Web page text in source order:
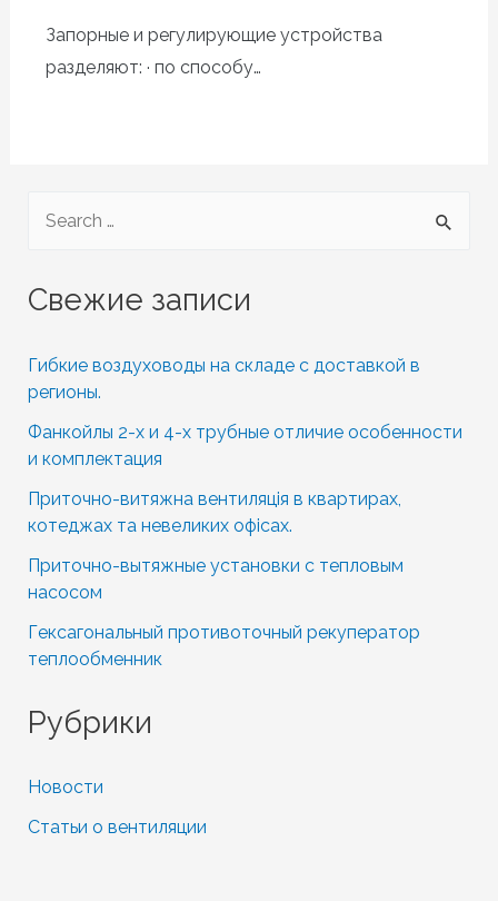
Запорные и регулирующие устройства
разделяют: · по способу…
h
f
o
r
:
Свежие записи
Гибкие воздуховоды на складе с доставкой в
регионы.
Фанкойлы 2-х и 4-х трубные отличие особенности
и комплектация
Приточно-витяжна вентиляція в квартирах,
котеджах та невеликих офісах.
Приточно-вытяжные установки с тепловым
насосом
Гексагональный противоточный рекуператор
теплообменник
Рубрики
Новости
Статьи о вентиляции